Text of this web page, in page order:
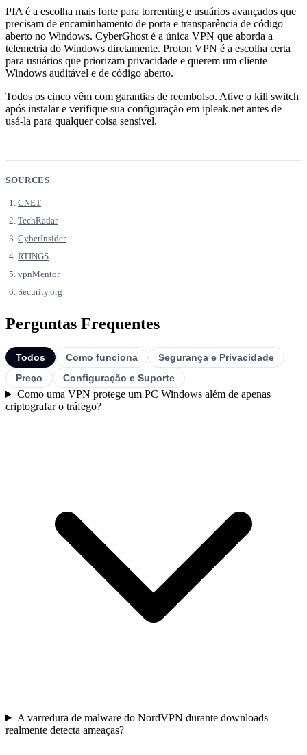
PIA é a escolha mais forte para torrenting e usuários avançados que
precisam de encaminhamento de porta e transparência de código
aberto no Windows. CyberGhost é a única VPN que aborda a
telemetria do Windows diretamente. Proton VPN é a escolha certa
para usuários que priorizam privacidade e querem um cliente
Windows auditável e de código aberto.
Todos os cinco vêm com garantias de reembolso. Ative o kill switch
após instalar e verifique sua configuração em ipleak.net antes de
usá-la para qualquer coisa sensível.
SOURCES
CNET
TechRadar
CyberInsider
RTINGS
vpnMentor
Security.org
Perguntas Frequentes
Todos Como funciona
Segurança e Privacidade
Preço
Configuração e Suporte
Como uma VPN protege um PC Windows além de apenas
criptografar o tráfego?
A varredura de malware do NordVPN durante downloads
realmente detecta ameaças?